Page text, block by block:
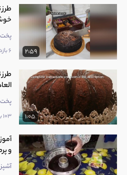
2:59
پخت
6 بازدید
1:05
پخت
103 بازدید
و